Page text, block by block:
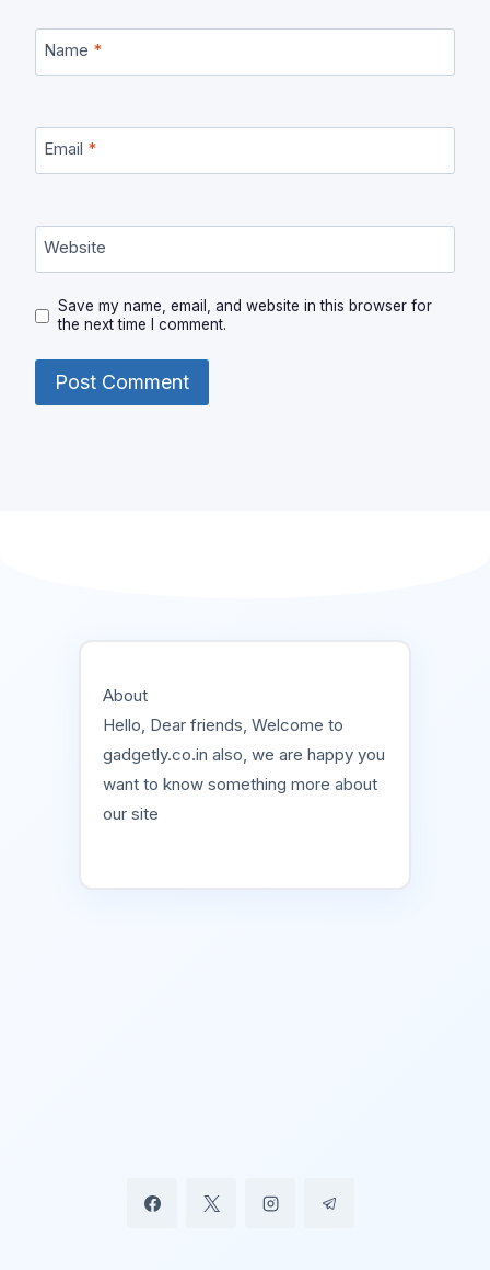
Name *
Email *
Website
Save my name, email, and website in this browser for
the next time I comment.
About
Hello, Dear friends, Welcome to
gadgetly.co.in also, we are happy you
want to know something more about
our site